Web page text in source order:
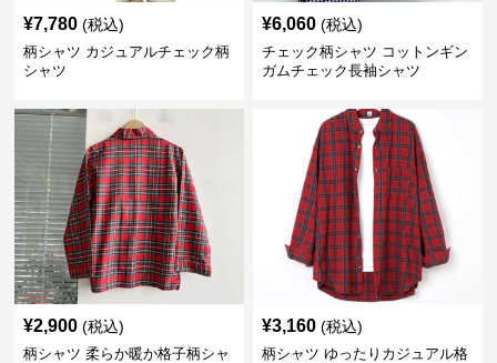
¥7,780 (税込)
柄シャツ カジュアルチェック柄
シャツ
¥6,060 (税込)
チェック柄シャツ コットンギン
ガムチェック長袖シャツ
¥2,900 (税込)
柄シャツ 柔らか暖か格子柄シャ
¥3,160 (税込)
柄シャツ ゆったりカジュアル格